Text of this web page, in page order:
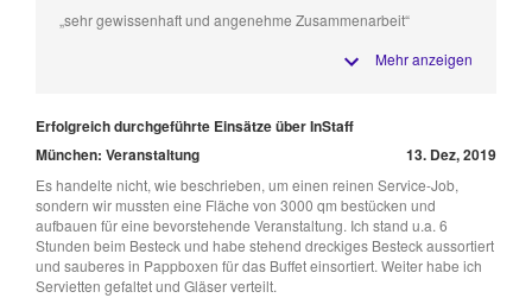
„sehr gewissenhaft und angenehme Zusammenarbeit“
Mehr anzeigen
Erfolgreich durchgeführte Einsätze über InStaff
München: Veranstaltung
13. Dez, 2019
Es handelte nicht, wie beschrieben, um einen reinen Service-Job,
sondern wir mussten eine Fläche von 3000 qm bestücken und
aufbauen für eine bevorstehende Veranstaltung. Ich stand u.a. 6
Stunden beim Besteck und habe stehend dreckiges Besteck aussortiert
und sauberes in Pappboxen für das Buffet einsortiert. Weiter habe ich
Servietten gefaltet und Gläser verteilt.